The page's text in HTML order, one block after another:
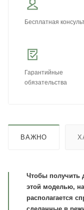
Бесплатная
Гарантийные
обязательства
ВАЖНО
Чтобы получить
этой моделью,
располагается